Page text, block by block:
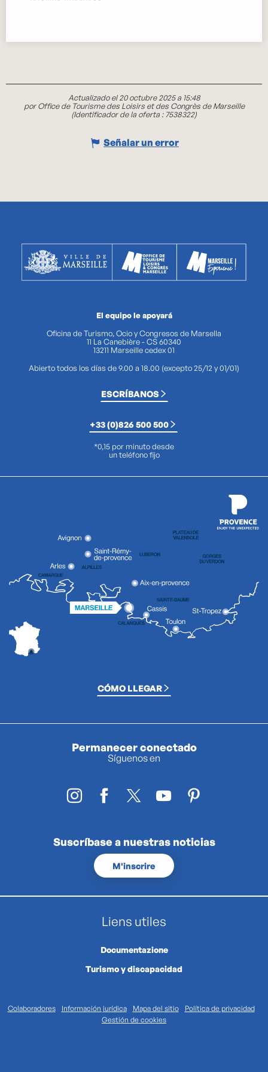
Actualizado el 20 octubre 2025 a 15:48
por Office de Tourisme des Loisirs et des Congrès de Marseille
(Identificador de la oferta : 7538322)
Señalar un error
El equipo le apoyará
Oficina de Turismo, Ocio y Congresos de Marsella
11 La Canebière - CS 60340
13211 Marseille cedex 01
Abierto todos los días de 9.00 a 18.00 (excepto 25/12 y 01/01)
ESCRÍBANOS
+33 (0)826 500 500
*0,15 por minuto desde
un teléfono fijo
CÓMO LLEGAR
Permanecer conectado
Síguenos en
Suscríbase a nuestras noticias
M'inscrire
Liens utiles
Documentazione
Turismo y discapacidad
Colaboradores Información jurídica Mapa del sitio
Política de privacidad
Gestión de cookies